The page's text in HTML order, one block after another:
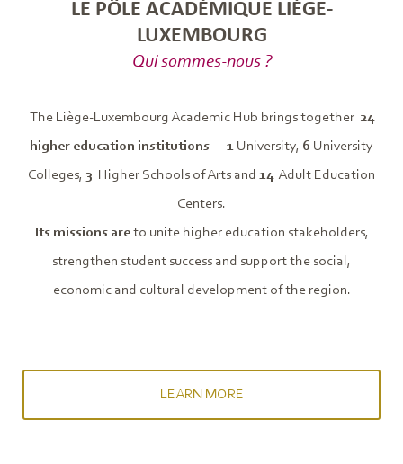
LE PÔLE ACADÉMIQUE LIÈGE-
LUXEMBOURG
Qui sommes-nous ?
The Liège-Luxembourg Academic Hub brings together 24
higher education institutions—1 University, 6 University
Colleges, 3 Higher Schools of Arts and 14Adult Education
Centers.
Its missions areto unite higher education stakeholders,
strengthen student success and support the social,
economic and cultural development of the region.
LEARN MORE